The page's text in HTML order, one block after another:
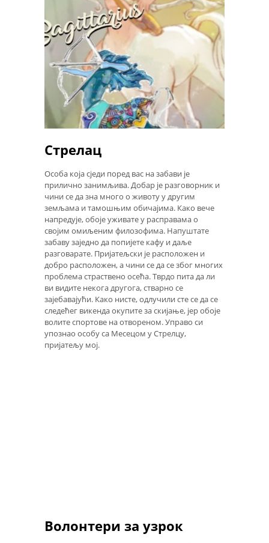
Стрелац
Особа која сједи поред вас на забави је
прилично занимљива. Добар је разговорник и
чини се да зна много о животу у другим
земљама и тамошњим обичајима. Како вече
напредује, обоје уживате у расправама о
својим омиљеним филозофима. Напуштате
забаву заједно да попијете кафу и даље
разговарате. Пријатељски је расположен и
добро расположен, а чини се да се због многих
проблема страствено осећа. Тврдо пита да ли
ви видите некога другога, стварно се
зајебавајући. Како нисте, одлучили сте се да се
следећег викенда окупите за скијање, јер обоје
волите спортове на отвореном. Управо си
упознао особу са Месецом у Стрелцу,
пријатељу мој.
Волонтери за узрок